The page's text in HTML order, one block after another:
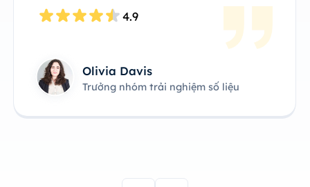
Trưởng nhóm sản phẩm công nghệ